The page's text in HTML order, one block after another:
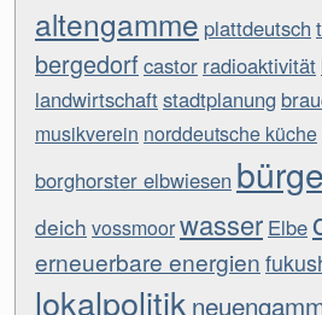
altengamme plattdeutsch
bergedorf castor radioaktivität
landwirtschaftstadtplanung
musikverein norddeutsche küche
borghorster elbwiesen
deich vossmoorwasser Elbe
erneuerbare energien
lokalpolitik